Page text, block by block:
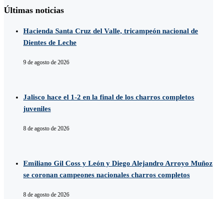
Últimas noticias
Hacienda Santa Cruz del Valle, tricampeón nacional de
Dientes de Leche
9 de agosto de 2026
Jalisco hace el 1-2 en la final de los charros completos
juveniles
8 de agosto de 2026
Emiliano Gil Coss y León y Diego Alejandro Arroyo Muñoz
se coronan campeones nacionales charros completos
8 de agosto de 2026